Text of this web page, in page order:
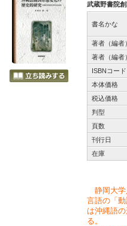
武蔵野書院
書名かな
著者（編者
著者（編者
ISBNコード
本体価格
税込価格
判型
頁数
刊行日
在庫
静岡大学
言語の「
は沖縄語
る。